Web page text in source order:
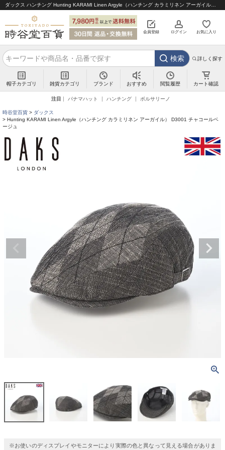
会員登録 ログイン お気に入り
検索 詳しく探す
帽子カテゴリ 雑貨カテゴリ ブランド おすすめ 閲覧履歴 カート確認
注目 パナマハット ハンチング ボルサリーノ
時谷堂百貨
ダックス
Hunting KARAMI Linen Argyle（ハンチング カラミリネン アーガイル） D3001 チャコールベ
ージュ
※お使いのディスプレイやモニターにより実際の色と異なって見える場合がありま